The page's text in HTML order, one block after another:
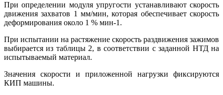
При определении модуля упругости устанавливают скорость
движения захватов 1 мм/мин, которая обеспечивает скорость
деформирования около 1 % мин-1.
При испытании на растяжение скорость раздвижения зажимов
выбирается из таблицы 2, в соответствии с заданной НТД на
испытываемый материал.
Значения скорости и приложенной нагрузки фиксируются
КИП машины.